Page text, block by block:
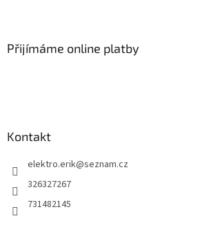
Přijímáme online platby
Kontakt
elektro.erik@seznam.cz
326327267
731482145